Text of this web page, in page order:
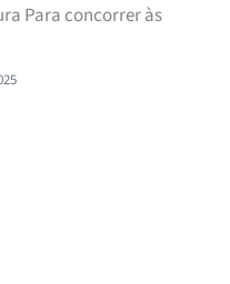
Para concorrer às